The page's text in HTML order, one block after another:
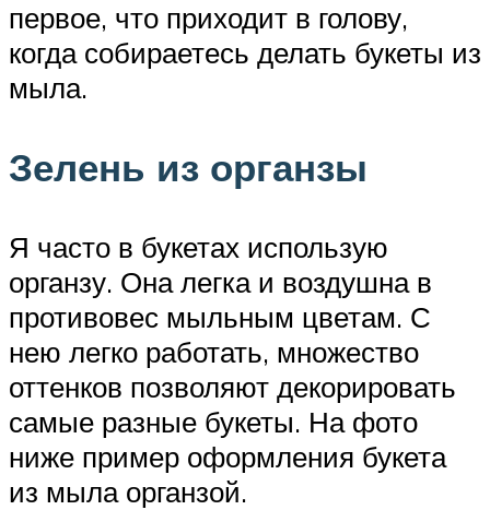
первое, что приходит в голову,
когда собираетесь делать букеты из
мыла.
Зелень из органзы
Я часто в букетах использую
органзу. Она легка и воздушна в
противовес мыльным цветам. С
нею легко работать, множество
оттенков позволяют декорировать
самые разные букеты. На фото
ниже пример оформления букета
из мыла органзой.